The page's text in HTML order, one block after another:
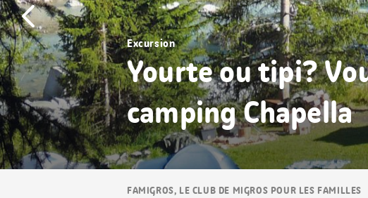
FAMIGROS, LE CLUB DE MIGROS POUR LES FAMILLES
Excursion
Yourte ou tipi?
camping Chapella